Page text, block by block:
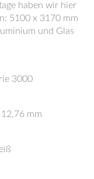
haben wir hier
5100 x 3170 mm
und Glas
3000
mm